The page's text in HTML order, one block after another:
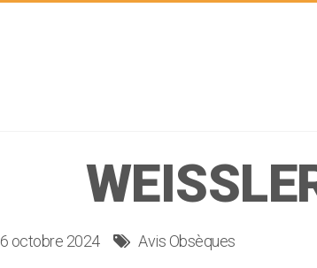
6 octobre 2024 Avis Obsèques